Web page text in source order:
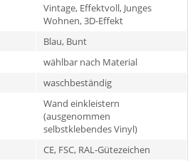
Vintage, Effektvoll, Junges
Wohnen, 3D-Effekt
Blau, Bunt
wählbar nach Material
waschbeständig
Wand einkleistern
(ausgenommen
selbstklebendes Vinyl)
CE, FSC, RAL-Gütezeichen